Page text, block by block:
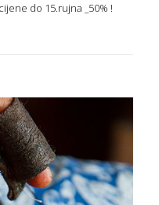
do 15.rujna _50% !